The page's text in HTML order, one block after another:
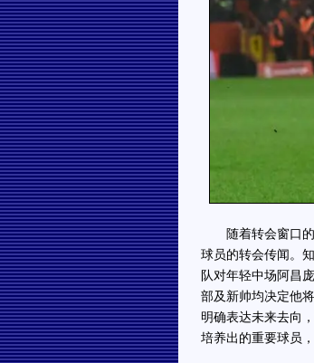
随着转会窗口的
球员的转会传闻。
队对年轻中场阿昌
部及新帅均决定他
明确表达未来去向
培养出的重要球员